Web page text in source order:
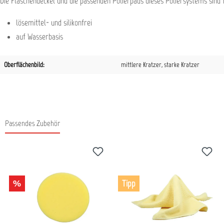
lösemittel- und silikonfrei
auf Wasserbasis
Oberflächenbild: mittlere Kratzer, starke Kratzer
Passendes Zubehör
% Tipp